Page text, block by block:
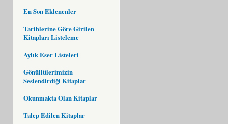
En Son Eklenenler
Tarihlerine Göre Girilen
Kitapları Listeleme
Aylık Eser Listeleri
Gönüllülerimizin
Seslendirdiği Kitaplar
Okunmakta Olan Kitaplar
Talep Edilen Kitaplar